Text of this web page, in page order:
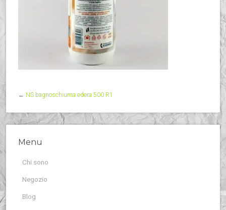
← NS bagnoschiuma edera 500 R1
Menu
Chi sono
Negozio
Blog